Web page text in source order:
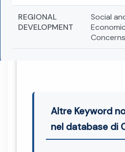
REGIONAL
DEVELOPMENT
Social
Economic
Concerns
Altre Keyword
nel database di